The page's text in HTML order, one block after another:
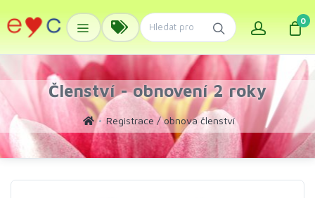
0
Členství - obnovení 2 roky
Registrace / obnova členství